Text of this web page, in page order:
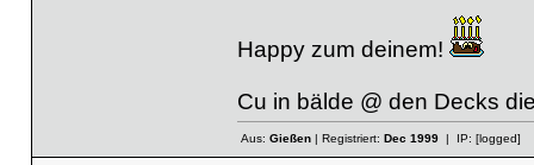
Happy zum deinem!
Cu in bälde @ den Decks
Aus: Gießen| Registriert: Dec 1999| IP: [logged]